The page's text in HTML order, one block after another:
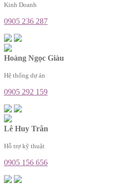
Kinh Doanh
0905 236 287
Hoàng Ngọc Giàu
Hệ thống dự án
0905 292 159
Lê Huy Trân
Hỗ trợ kỹ thuật
0905 156 656